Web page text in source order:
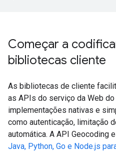
Começar a
bibliotecas cliente
As bibliotecas de cliente
as APIs do serviço da Web
implementações nativas e
como autenticação, limitação
automática. A API Geocoding
Java, Python, Go e Node.js